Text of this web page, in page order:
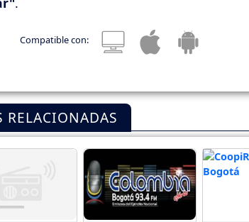
Compatible con:
RELACIONADAS